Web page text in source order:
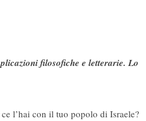
filosofiche e letterarie. Lo
l’hai con il tuo popolo di Israele?